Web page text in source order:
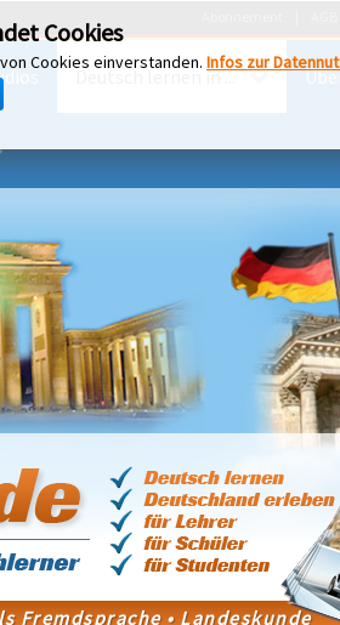
Deutsch lernen in ...
Cookies
Cookies einverstanden. Infos zur